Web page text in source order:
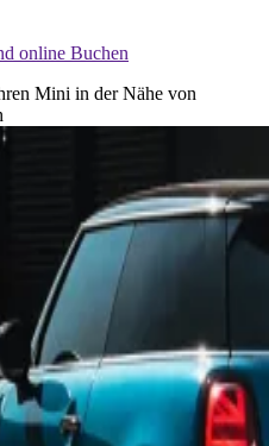
online Buchen
Mini in der Nähe von